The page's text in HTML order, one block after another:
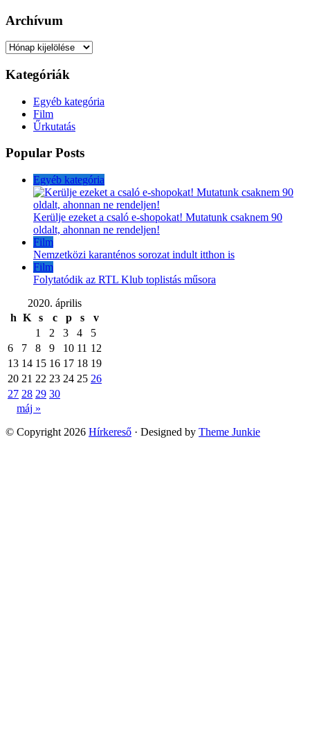
Archívum
Archívum
Kategóriák
Egyéb kategória
Film
Űrkutatás
Popular Posts
Egyéb kategória
Kerülje ezeket a csaló e-shopokat! Mutatunk csaknem 90
oldalt, ahonnan ne rendeljen!
Film
Nemzetközi karanténos sorozat indult itthon is
Film
Folytatódik az RTL Klub toplistás műsora
2020. április
h K s c p s
v
1
2 3 4
5
6
7 8 9 10 11 12
13 14 15 16 17 18 19
20 21 22 23 24 25 26
27 28 29 30
máj »
© Copyright 2026 Hírkereső · Designed by Theme Junkie